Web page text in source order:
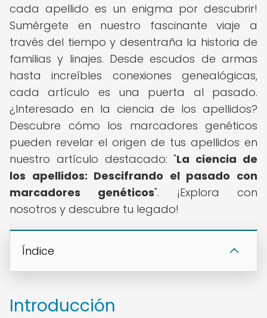
cada apellido es un enigma por descubrir!
Sumérgete en nuestro fascinante viaje a
través del tiempo y desentraña la historia de
familias y linajes. Desde escudos de armas
hasta increíbles conexiones genealógicas,
cada artículo es una puerta al pasado.
¿Interesado en la ciencia de los apellidos?
Descubre cómo los marcadores genéticos
pueden revelar el origen de tus apellidos en
nuestro artículo destacado: "La ciencia de
los apellidos: Descifrando el pasado con
marcadores genéticos". ¡Explora con
nosotros y descubre tu legado!
Índice
Introducción